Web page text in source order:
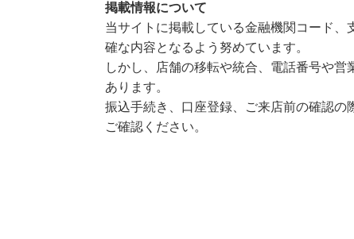
掲載情報について
当サイトに掲載している金融機関コード
確な内容となるよう努めています。
しかし、店舗の移転や統合、電話番号や
あります。
振込手続き、口座登録、ご来店前の確認
ご確認ください。